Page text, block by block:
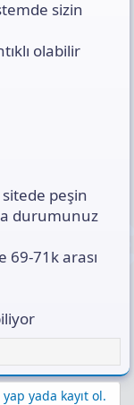
sizin
olabilir
peşin
durumunuz
69-71k arası
yada kayıt ol.